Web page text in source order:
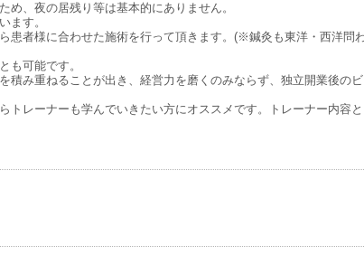
、夜の居残り等は基本的にありません。
ます。
患者様に合わせた施術を行って頂きます。(※鍼灸も東洋・西洋問
も可能です。
み重ねることが出き、経営力を磨くのみならず、独立開業後の
レーナーも学んでいきたい方にオススメです。トレーナー内容